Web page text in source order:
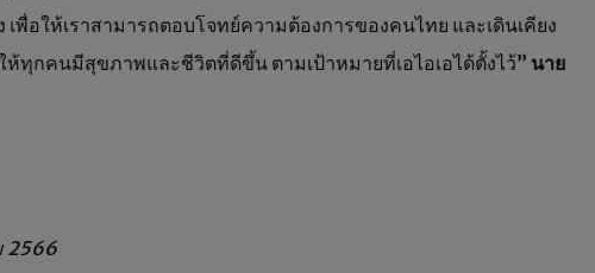
พื่อให้เราสามารถตอบโจทย์ความต้องการของคนไทย และเดินเคียง
ทุกคนมีสุขภาพและชีวิตที่ดีขึ้น ตามเป้าหมายที่เอไอเอได้ตั้งไว้” นาย
2566